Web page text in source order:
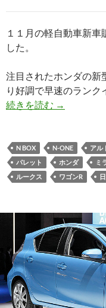
１１月の軽自動車新車
した。
注目されたホンダの新
り好調で早速のランク
続きを読む →
N BOX N-ONE アル
パレット
ホンダ ミ
ルークス
ワゴンR